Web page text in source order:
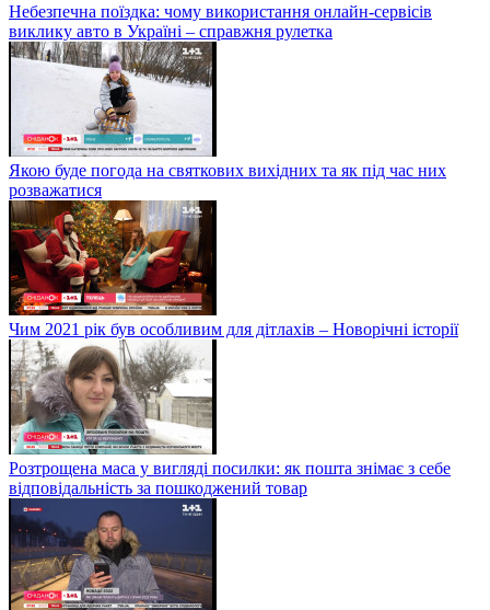
Небезпечна поїздка: чому використання онлайн-сервісів
виклику авто в Україні – справжня рулетка
Якою буде погода на святкових вихідних та як під час них
розважатися
Чим 2021 рік був особливим для дітлахів – Новорічні історії
Розтрощена маса у вигляді посилки: як пошта знімає з себе
відповідальність за пошкоджений товар